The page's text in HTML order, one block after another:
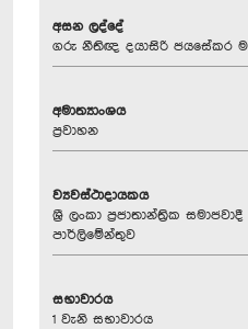
අසන ලද්දේ
ගරු නීතිඥ දයාසිරි ජයසේකර
අමාත්‍යාංශය
ප්‍රවාහන
ව්‍යවස්ථාදායකය
ශ්‍රී ලංකා ප්‍රජාතාන්ත්‍රික
පාර්ලිමේන්තුව
සභාවාරය
1 වැනි සභාවාරය